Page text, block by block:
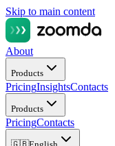
Skip to main content
About
Products
PricingInsightsContacts
Products
PricingContacts